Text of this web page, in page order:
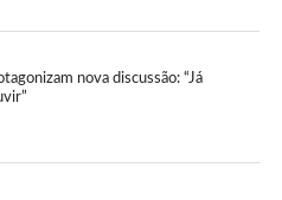
nova discussão: “Já